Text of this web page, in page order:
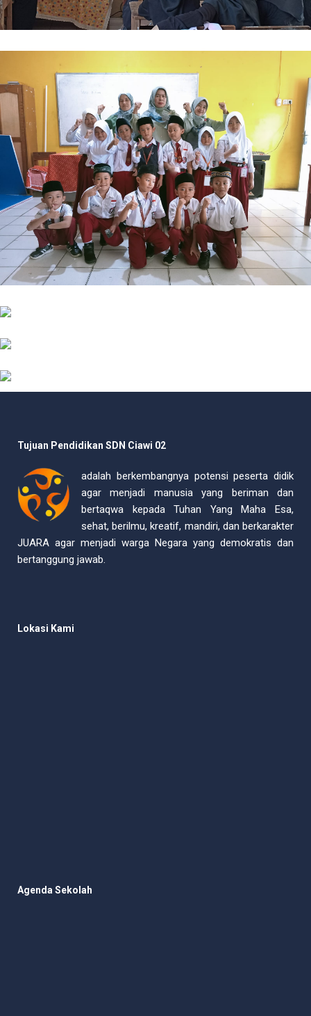
Tujuan Pendidikan SDN Ciawi 02
adalah berkembangnya potensi peserta didik
agar menjadi manusia yang beriman dan
bertaqwa kepada Tuhan Yang Maha Esa,
sehat, berilmu, kreatif, mandiri, dan berkarakter
JUARA agar menjadi warga Negara yang demokratis dan
bertanggung jawab.
Lokasi Kami
Agenda Sekolah